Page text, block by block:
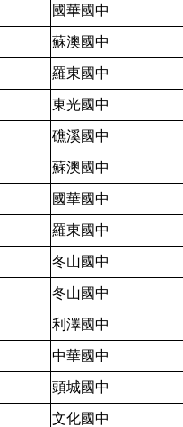
國華國中
蘇澳國中
羅東國中
東光國中
礁溪國中
蘇澳國中
國華國中
羅東國中
冬山國中
冬山國中
利澤國中
中華國中
頭城國中
文化國中